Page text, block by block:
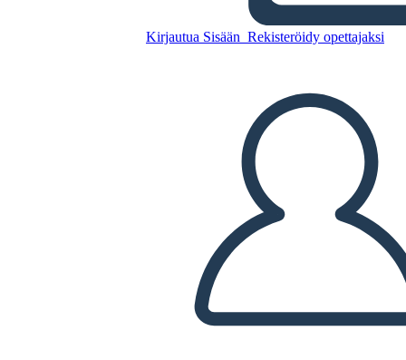
Kirjautua Sisään Rekisteröidy opettajaksi
Kopioi tämä kuvakäsikirjoitus
TOISTA DIAESITYS
LUE MINULLE